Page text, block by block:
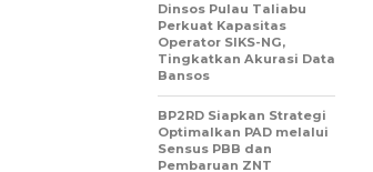
Dinsos Pulau Taliabu
Perkuat Kapasitas
Operator SIKS-NG,
Tingkatkan Akurasi Data
Bansos
BP2RD Siapkan Strategi
Optimalkan PAD melalui
Sensus PBB dan
Pembaruan ZNT